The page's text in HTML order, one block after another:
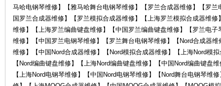
马哈电钢琴维修】【雅马哈舞台电钢琴维修】【罗兰合成器维修】【罗
国罗兰合成器维修】【罗兰模拟合成器维修】【上海罗兰模拟合成器维
维修】【上海罗兰编曲键盘维修】【中国罗兰编曲键盘维修】【罗兰电
维修】【中国罗兰电钢琴维修】【罗兰舞台电钢琴维修】【Nord合成器
维修】【中国Nord合成器维修】【Nord模拟合成器维修】【上海Nord模
【Nord编曲键盘维修】【上海Nord编曲键盘维修】【中国Nord编曲键盘
【上海Nord电钢琴维修】【中国Nord电钢琴维修】【Nord舞台电钢琴维